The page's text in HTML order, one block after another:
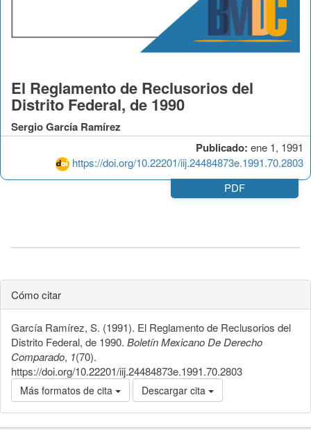
Publicado: ene 1, 1991
https://doi.org/10.22201/iij.24484873e.1991.70.2803
El Reglamento de Reclusorios del
Distrito Federal, de 1990
Sergio García Ramírez
PDF
Cómo citar
García Ramírez, S. (1991). El Reglamento de Reclusorios del
Distrito Federal, de 1990. Boletín Mexicano De Derecho
Comparado, 1(70).
https://doi.org/10.22201/iij.24484873e.1991.70.2803
Más formatos de cita Descargar cita